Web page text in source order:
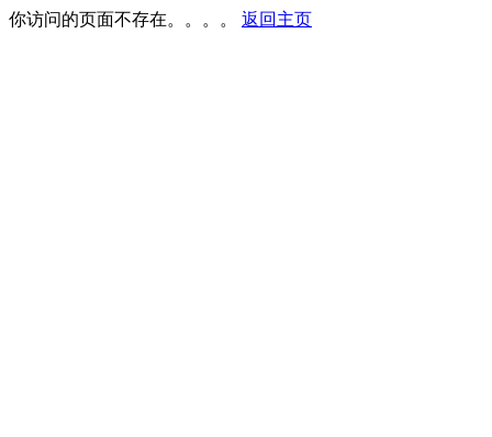
你访问的页面不存在。。。。 返回主页